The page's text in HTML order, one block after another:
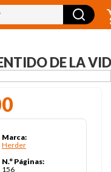
DE LA
Marca:
Herder
N.° Páginas:
156